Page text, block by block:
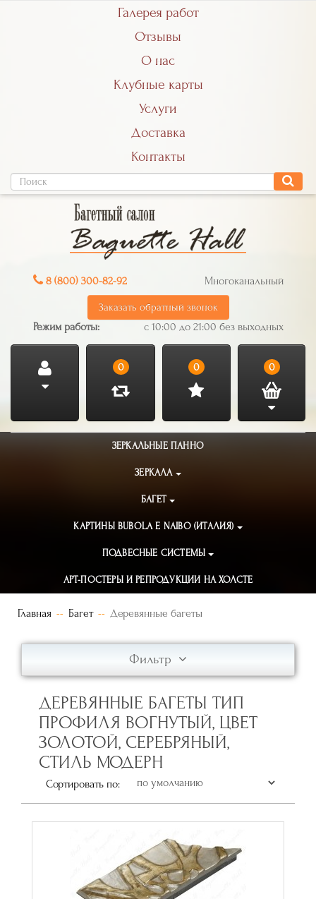
Галерея работ
Отзывы
О нас
Клубные карты
Услуги
Доставка
Контакты
8 (800) 300-82-92 Многоканальный
Заказать обратный звонок
Режим работы: с 10:00 до 21:00 без выходных
0 0 0
ЗЕРКАЛЬНЫЕ ПАННО
ЗЕРКАЛА
БАГЕТ
КАРТИНЫ BUBOLA E NAIBO (ИТАЛИЯ)
ПОДВЕСНЫЕ СИСТЕМЫ
АРТ-ПОСТЕРЫ И РЕПРОДУКЦИИ НА ХОЛСТЕ
Главная Багет Деревянные багеты
Фильтр
ДЕРЕВЯННЫЕ БАГЕТЫ ТИП
ПРОФИЛЯ ВОГНУТЫЙ, ЦВЕТ
ЗОЛОТОЙ, СЕРЕБРЯНЫЙ,
СТИЛЬ МОДЕРН
Сортировать по: